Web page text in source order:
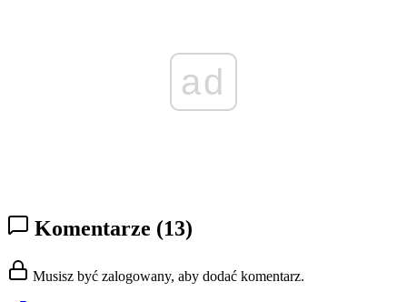
ad
Komentarze (13)
Musisz być zalogowany, aby dodać komentarz.